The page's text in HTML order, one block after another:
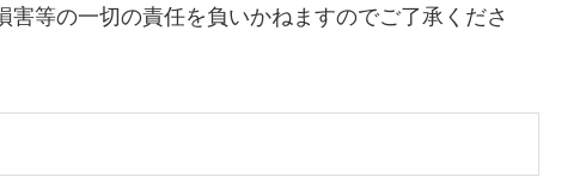
等の一切の責任を負いかねますのでご了承くださ